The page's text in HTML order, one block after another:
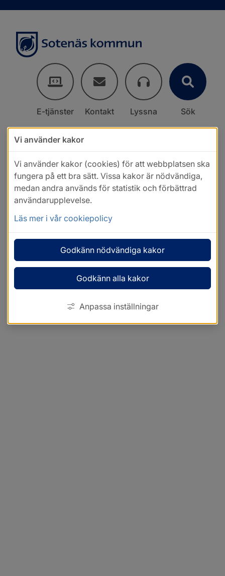
E-tjänster Kontakt Lyssna Sök
Vi använder kakor
Vi använder kakor (cookies) för att webbplatsen ska
fungera på ett bra sätt. Vissa kakor är nödvändiga,
medan andra används för statistik och förbättrad
användarupplevelse.
Läs mer i vår cookiepolicy
Godkänn nödvändiga kakor
Godkänn alla kakor
Anpassa inställningar